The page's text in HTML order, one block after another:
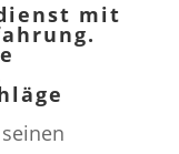
mit